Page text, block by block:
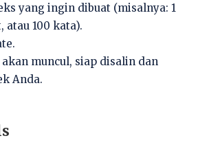
yang ingin dibuat (misalnya: 1
atau 100 kata).
muncul, siap disalin dan
Anda.